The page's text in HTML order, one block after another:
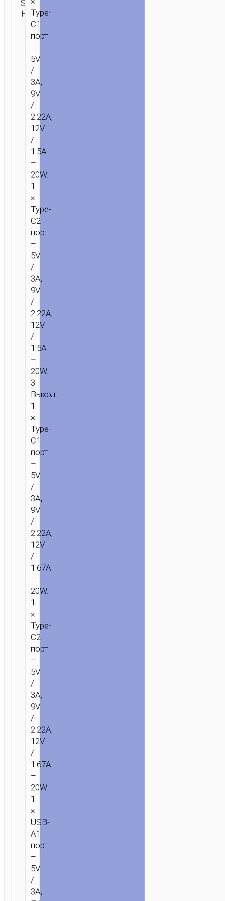
SKU:
Н/Д
аккумуляторы
Type-
C1
порт
–
5V
/
3A,
9V
/
2.22A,
12V
/
1.5A
–
20W.
1
×
Type-
C2
порт
–
5V
/
3A,
9V
/
2.22A,
12V
/
1.5A
–
20W.
3.
Выход:
1
×
Type-
C1
порт
–
5V
/
3A,
9V
/
2.22A,
12V
/
1.67A
–
20W.
1
×
Type-
C2
порт
–
5V
/
3A,
9V
/
2.22A,
12V
/
1.67A
–
20W.
1
×
USB-
A1
порт
–
5V
/
3A,